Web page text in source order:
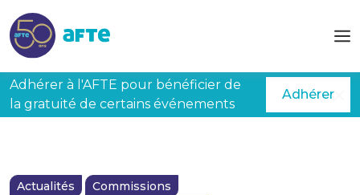
Adhérer à l'AFTE pour bénéficier de
la gratuité de certains événements
Adhérer
Actualités
Commissions